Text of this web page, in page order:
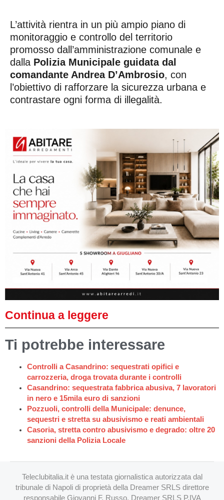
L’attività rientra in un più ampio piano di
monitoraggio e controllo del territorio
promosso dall’amministrazione comunale e
dalla Polizia Municipale guidata dal
comandante Andrea D’Ambrosio, con
l’obiettivo di rafforzare la sicurezza urbana e
contrastare ogni forma di illegalità.
Continua a leggere
Ti potrebbe interessare
Controlli a Casandrino: sequestrati opifici e
carrozzeria, droga trovata durante i controlli
Casandrino: sequestrata fabbrica abusiva, 7 lavoratori
in nero e 15mila euro di sanzioni
Pozzuoli, controlli della Municipale: denunce,
sequestri e stretta su abusivismo e reati ambientali
Casoria, stretta contro abusivismo e degrado: oltre 20
sanzioni della Polizia Locale
Teleclubitalia.it è una testata giornalistica autorizzata dal
tribunale di Napoli di proprietà della Dreamer SRLS direttore
responsabile Giovanni F. Russo. Dreamer SRLS P.IVA